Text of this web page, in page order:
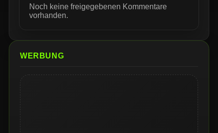
Noch keine freigegebenen Kommentare
vorhanden.
WERBUNG